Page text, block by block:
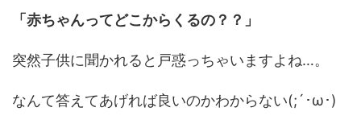
「赤ちゃんってどこからくるの？？」
突然子供に聞かれると戸惑っちゃいますよね…。
なんて答えてあげれば良いのかわからない(;´･ω･)